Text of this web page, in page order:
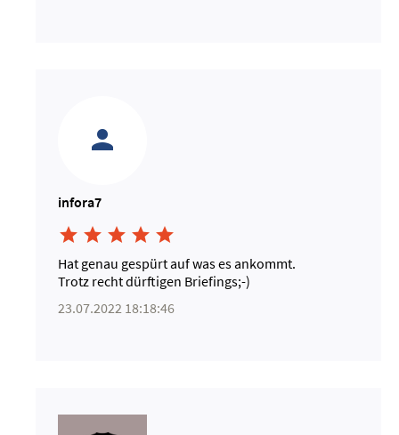
infora7
    
Hat genau gespürt auf was es ankommt.
Trotz recht dürftigen Briefings;-)
23.07.2022 18:18:46